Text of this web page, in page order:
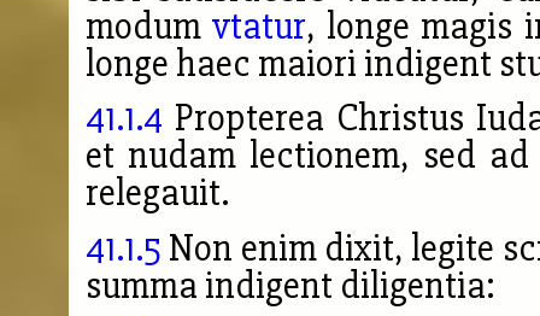
modum vtatur, longe magis
longe haec maiori indigent
41.1.4 Propterea Christus
et nudam lectionem, sed
relegauit.
41.1.5 Non enim dixit, legite
summa indigent diligentia: